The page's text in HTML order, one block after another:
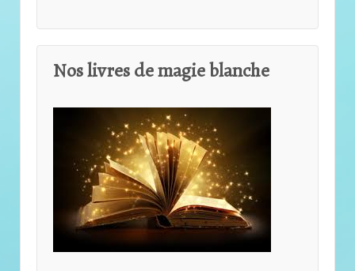
Nos livres de magie blanche